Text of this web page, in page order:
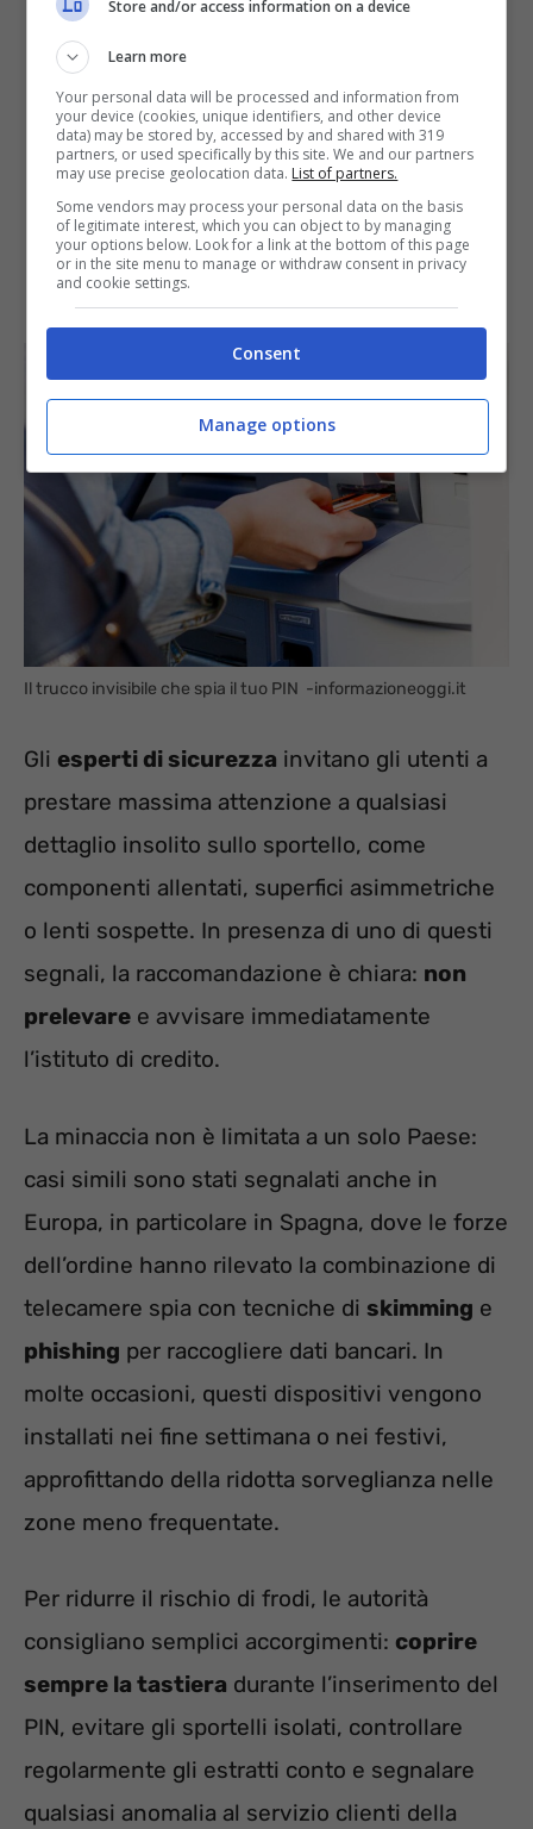
Il trucco invisibile che spia il tuo PIN -informazioneoggi.it
Gli esperti di sicurezza invitano gli utenti a
prestare massima attenzione a qualsiasi
dettaglio insolito sullo sportello, come
componenti allentati, superfici asimmetriche
o lenti sospette. In presenza di uno di questi
segnali, la raccomandazione è chiara: non
prelevare e avvisare immediatamente
l’istituto di credito.
La minaccia non è limitata a un solo Paese:
casi simili sono stati segnalati anche in
Europa, in particolare in Spagna, dove le forze
dell’ordine hanno rilevato la combinazione di
telecamere spia con tecniche di skimming e
phishing per raccogliere dati bancari. In
molte occasioni, questi dispositivi vengono
installati nei fine settimana o nei festivi,
approfittando della ridotta sorveglianza nelle
zone meno frequentate.
Per ridurre il rischio di frodi, le autorità
consigliano semplici accorgimenti: coprire
sempre la tastiera durante l’inserimento del
PIN, evitare gli sportelli isolati, controllare
regolarmente gli estratti conto e segnalare
qualsiasi anomalia al servizio clienti della
Store and/or access information on a device
Learn more
Your personal data will be processed and information from
your device (cookies, unique identifiers, and other device
data) may be stored by, accessed by and shared with 319
partners, or used specifically by this site. We and our partners
may use precise geolocation data. List of partners.
Some vendors may process your personal data on the basis
of legitimate interest, which you can object to by managing
your options below. Look for a link at the bottom of this page
or in the site menu to manage or withdraw consent in privacy
and cookie settings.
Consent
Manage options